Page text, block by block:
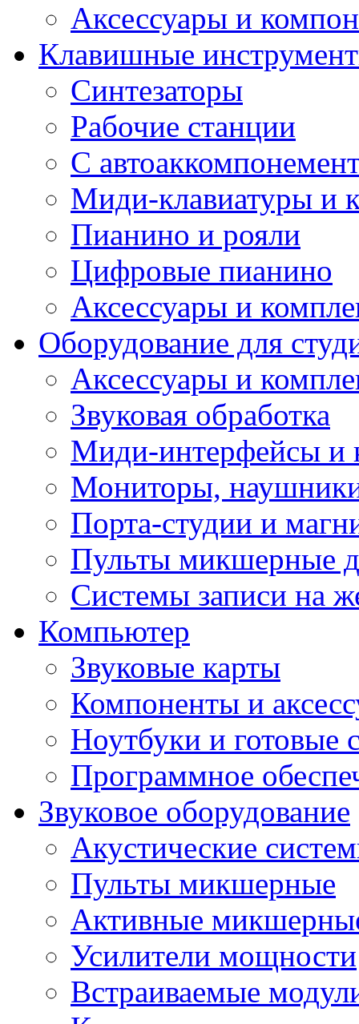
Аксессуары и
Клавишные
Синтезаторы
Рабочие станции
С
Миди-клавиатуры и
Пианино и рояли
Цифровые пианино
Аксессуары и
Оборудование для
Аксессуары и
Звуковая обработка
Миди-интерфейсы и
Мониторы,
Порта-студии и
Пульты микшерные
Системы записи на
Компьютер
Звуковые карты
Компоненты и
Ноутбуки и готовые
Программное
Звуковое оборудование
Акустические
Пульты микшерные
Активные
Усилители мощности
Встраиваемые